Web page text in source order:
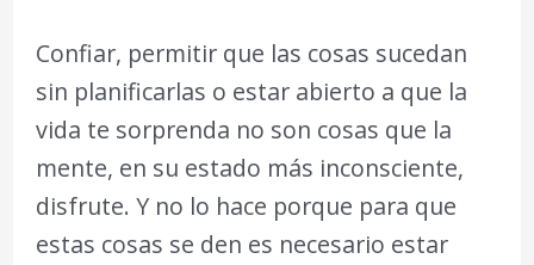
Confiar, permitir que las cosas sucedan
sin planificarlas o estar abierto a que la
vida te sorprenda no son cosas que la
mente, en su estado más inconsciente,
disfrute. Y no lo hace porque para que
estas cosas se den es necesario estar